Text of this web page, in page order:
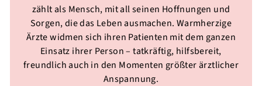
zählt als Mensch, mit all seinen Hoffnungen und
Sorgen, die das Leben ausmachen. Warmherzige
Ärzte widmen sich ihren Patienten mit dem ganzen
Einsatz ihrer Person – tatkräftig, hilfsbereit,
freundlich auch in den Momenten größter ärztlicher
Anspannung.